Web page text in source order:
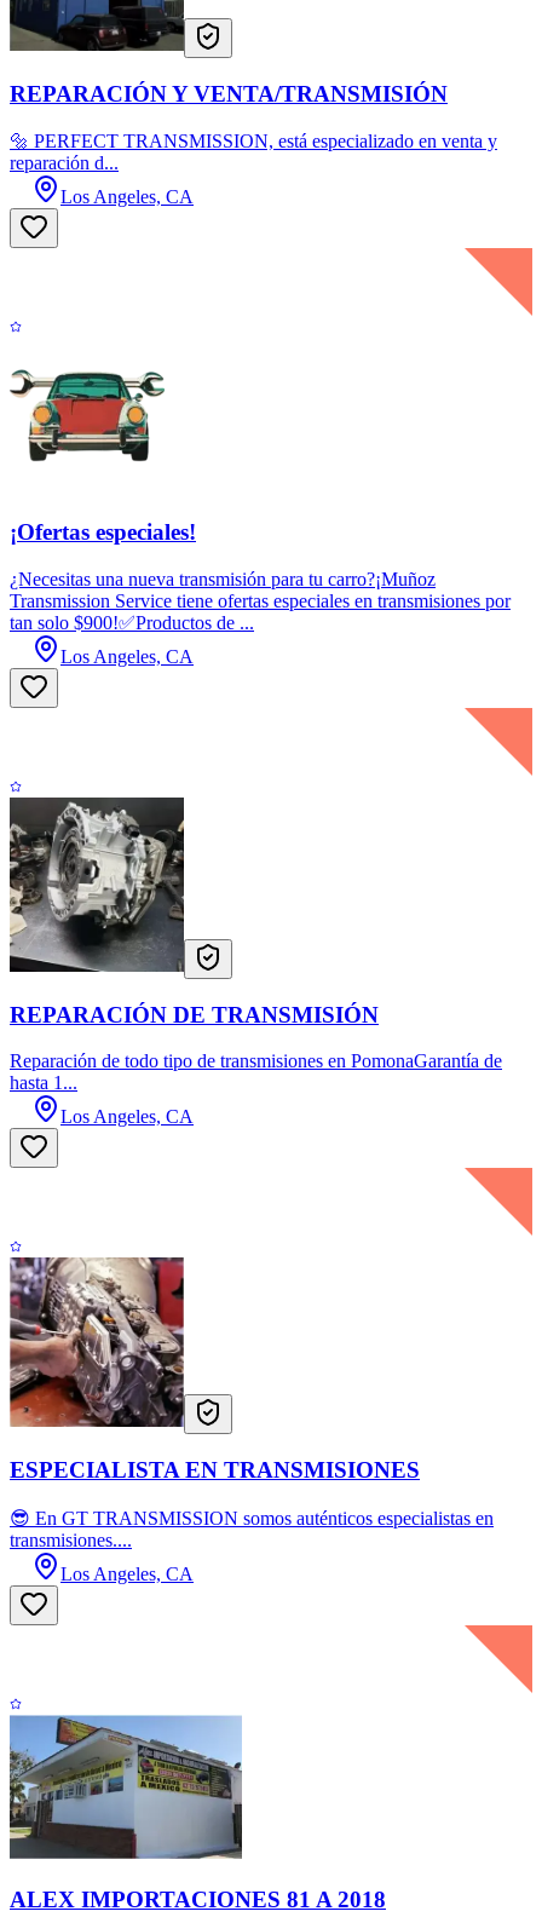
REPARACIÓN Y VENTA/TRANSMISIÓN
🔩 PERFECT TRANSMISSION, está especializado en venta y
reparación d...
Los Angeles, CA
¡Ofertas especiales!
¿Necesitas una nueva transmisión para tu carro?¡Muñoz
Transmission Service tiene ofertas especiales en transmisiones por
tan solo $900!✅Productos de ...
Los Angeles, CA
REPARACIÓN DE TRANSMISIÓN
Reparación de todo tipo de transmisiones en PomonaGarantía de
hasta 1...
Los Angeles, CA
ESPECIALISTA EN TRANSMISIONES
😎 En GT TRANSMISSION somos auténticos especialistas en
transmisiones....
Los Angeles, CA
ALEX IMPORTACIONES 81 A 2018